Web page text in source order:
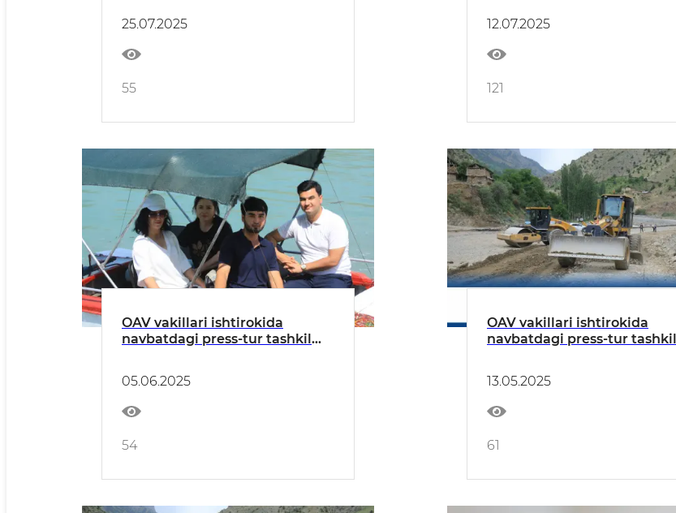
25.07.2025
55
12.07.2025
121
OAV vakillari ishtirokida
navbatdagi press-tur tashkil
05.06.2025
54
OAV vakillari ishtirokida
navbatdagi press-tur tashkil
13.05.2025
61